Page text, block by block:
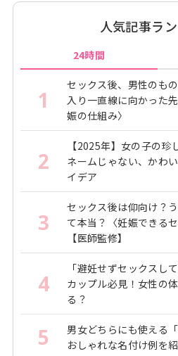
人気記事ラ
24時間
1
セックス後、男性のも
入り一直線に向かった
娠の仕組み〉
2
【2025年】女の子の
ネームじゃない、かわ
イデア
3
セックス後は仰向け？
て本当？〈妊娠できる
【医師監修】
4
「避妊せずセックスし
カップル必見！女性の
る？
5
男女どちらにも使える
おしゃれな名付け例を